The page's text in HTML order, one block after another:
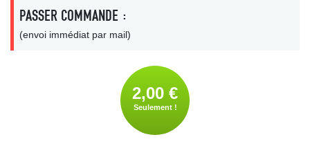
PASSER COMMANDE :
(envoi immédiat par mail)
2,00 €
Seulement !